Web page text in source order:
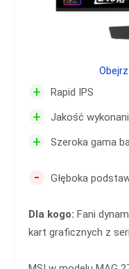
+ Rapid IPS
+ Jakość
+ Szeroka gama
- Głęboka
Dla kogo: Fani
kart graficznych z